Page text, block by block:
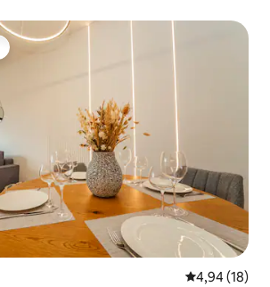
Průměrné
4,94 (18)